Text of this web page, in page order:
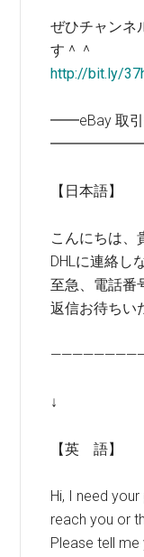
ぜひチャンネ
す＾＾
http://bit.ly/
━━eBay 取引
【日本語】
こんにちは、
DHLに連絡し
至急、電話番
返信お待ちい
↓
【英 語】
Hi, I need
reach you or
Please tell